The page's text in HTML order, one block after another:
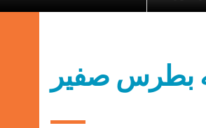
بطرس صفير